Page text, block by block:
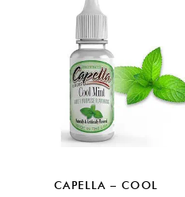
CAPELLA – COOL